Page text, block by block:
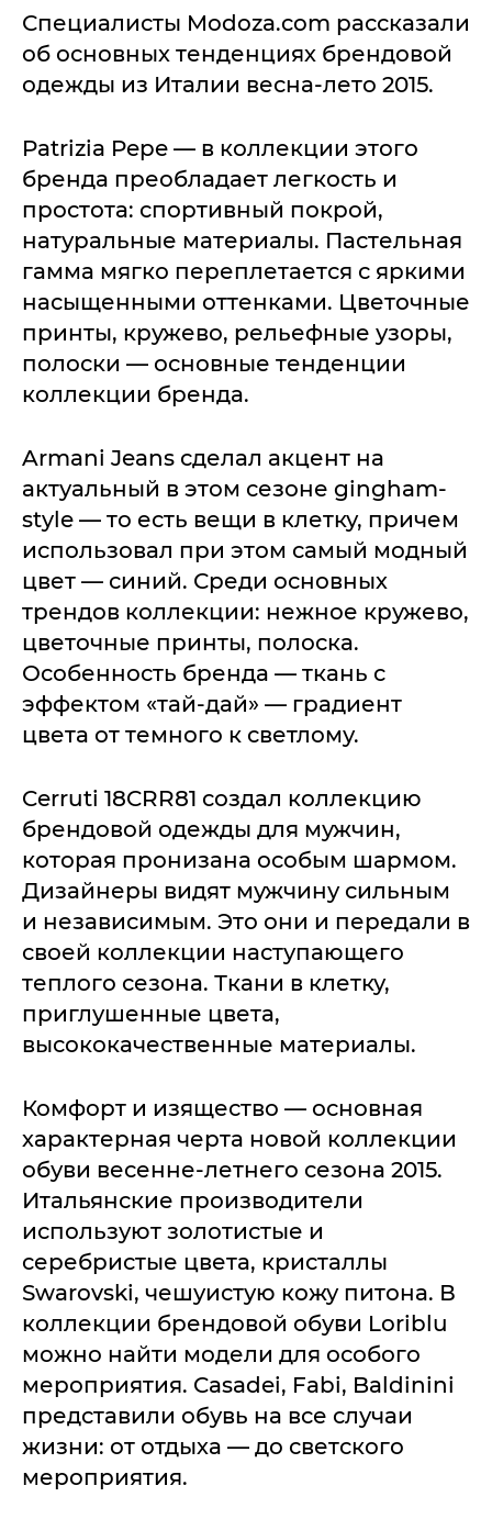
Специалисты Modoza.com рассказали
об основных тенденциях брендовой
одежды из Италии весна-лето 2015.
Patrizia Pepe — в коллекции этого
бренда преобладает легкость и
простота: спортивный покрой,
натуральные материалы. Пастельная
гамма мягко переплетается с яркими
насыщенными оттенками. Цветочные
принты, кружево, рельефные узоры,
полоски — основные тенденции
коллекции бренда.
Armani Jeans сделал акцент на
актуальный в этом сезоне gingham-
style — то есть вещи в клетку, причем
использовал при этом самый модный
цвет — синий. Среди основных
трендов коллекции: нежное кружево,
цветочные принты, полоска.
Особенность бренда — ткань с
эффектом «тай-дай» — градиент
цвета от темного к светлому.
Cerruti 18CRR81 создал коллекцию
брендовой одежды для мужчин,
которая пронизана особым шармом.
Дизайнеры видят мужчину сильным
и независимым. Это они и передали в
своей коллекции наступающего
теплого сезона. Ткани в клетку,
приглушенные цвета,
высококачественные материалы.
Комфорт и изящество — основная
характерная черта новой коллекции
обуви весенне-летнего сезона 2015.
Итальянские производители
используют золотистые и
серебристые цвета, кристаллы
Swarovski, чешуистую кожу питона. В
коллекции брендовой обуви Loriblu
можно найти модели для особого
мероприятия. Casadei, Fabi, Baldinini
представили обувь на все случаи
жизни: от отдыха — до светского
мероприятия.